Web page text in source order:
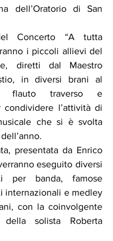
dell’Oratorio di San
Concerto “A tutta
i piccoli allievi del
diretti dal Maestro
in diversi brani al
flauto traverso e
condividere l’attività di
che si è svolta
presentata da Enrico
eseguito diversi
per banda, famose
internazionali e medley
con la coinvolgente
della solista Roberta